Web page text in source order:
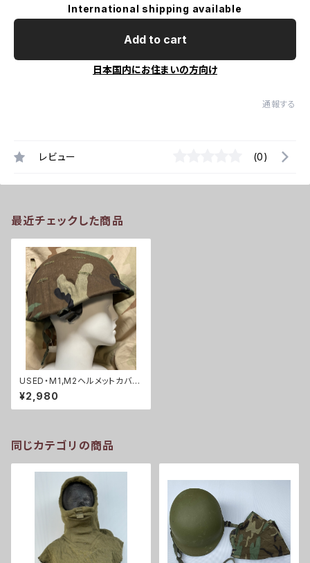
International shipping available
Add to cart
日本国内にお住まいの方向け
通報する
レビュー (0)
最近チェックした商品
USED・M1,M2ヘルメットカバー
ウッドランド・(A0165)
¥2,980
同じカテゴリの商品